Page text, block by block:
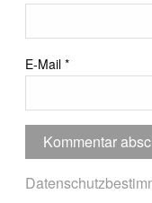
E-Mail *